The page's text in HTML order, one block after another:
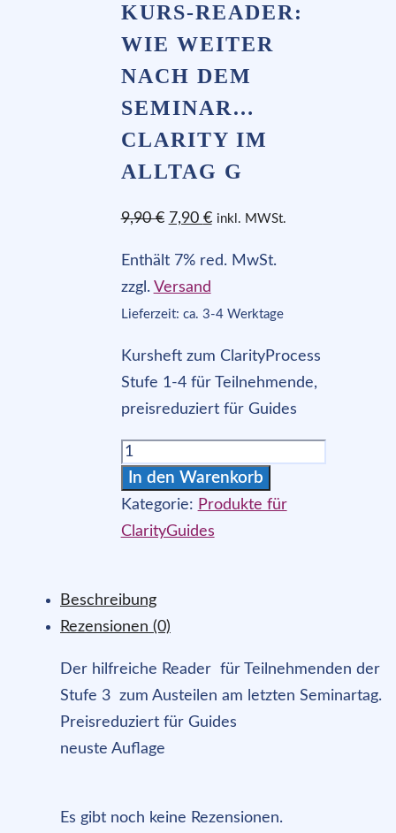
KURS-READER:
WIE WEITER
NACH DEM
SEMINAR…
CLARITY IM
ALLTAG G
9,90€ Ursprünglicher
war:
9,90 €
7,90 €Aktueller
ist:
7,90 €.
inkl. MWSt.
Enthält 7% red. MwSt.
zzgl. Versand
Lieferzeit: ca. 3-4 Werktage
Kursheft zum ClarityProcess
Stufe 1-4 für Teilnehmende,
preisreduziert für Guides
Kurs-
Reader:
Wie
weiter
Seminar…
Clarity
im
Alltag
G
Menge
In den Warenkorb
Kategorie: Produkte für
ClarityGuides
Beschreibung
Rezensionen (0)
Der hilfreiche Reader für Teilnehmenden der
Stufe 3 zum Austeilen am letzten Seminartag.
Preisreduziert für Guides
neuste Auflage
Es gibt noch keine Rezensionen.